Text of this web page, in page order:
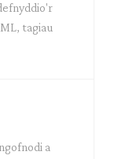
tagiau
a